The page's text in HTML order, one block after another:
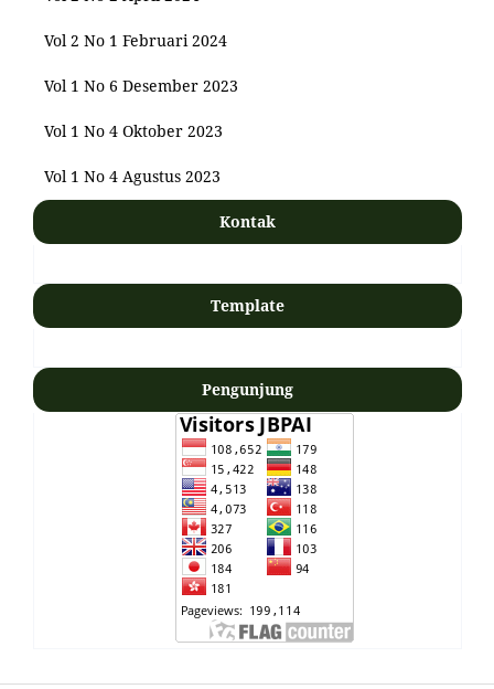
Vol 2 No 1 Februari 2024
Vol 1 No 6 Desember 2023
Vol 1 No 4 Oktober 2023
Vol 1 No 4 Agustus 2023
Kontak
Template
Pengunjung